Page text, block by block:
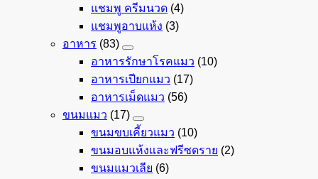
แชมพู ครีมนวด (4)
แชมพูอาบแห้ง (3)
อาหาร (83)
อาหารรักษาโรคแมว (10)
อาหารเปียกแมว (17)
อาหารเม็ดแมว (56)
ขนมแมว (17)
ขนมขบเคี้ยวแมว (10)
ขนมอบแห้งและฟรีซดราย (2)
ขนมแมวเลีย (6)